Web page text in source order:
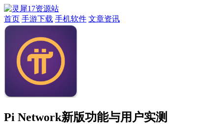
首页 手游下载 手机软件 文章资讯
Pi Network新版功能与用户实测